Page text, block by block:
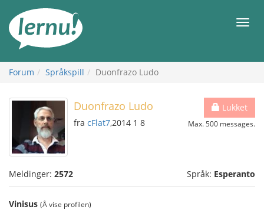
innholdet
Meny
Forum Språkspill Duonfrazo Ludo
Lukket
Max. 500 messages.
Duonfrazo Ludo
fra cFlat7,2014 1 8
Meldinger: 2572 Språk: Esperanto
Vinisus (Å vise profilen)